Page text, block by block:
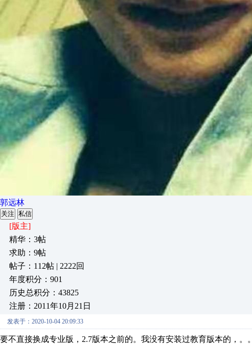
郭远林
关注 私信
[版主]
精华：3帖
求助：9帖
帖子：112帖 | 2222回
年度积分：901
历史总积分：43825
注册：2011年10月21日
发表于：2020-10-04 20:09:33
要不直接换成专业版，2.7版本之前的。我没有安装过教育版本的，。。